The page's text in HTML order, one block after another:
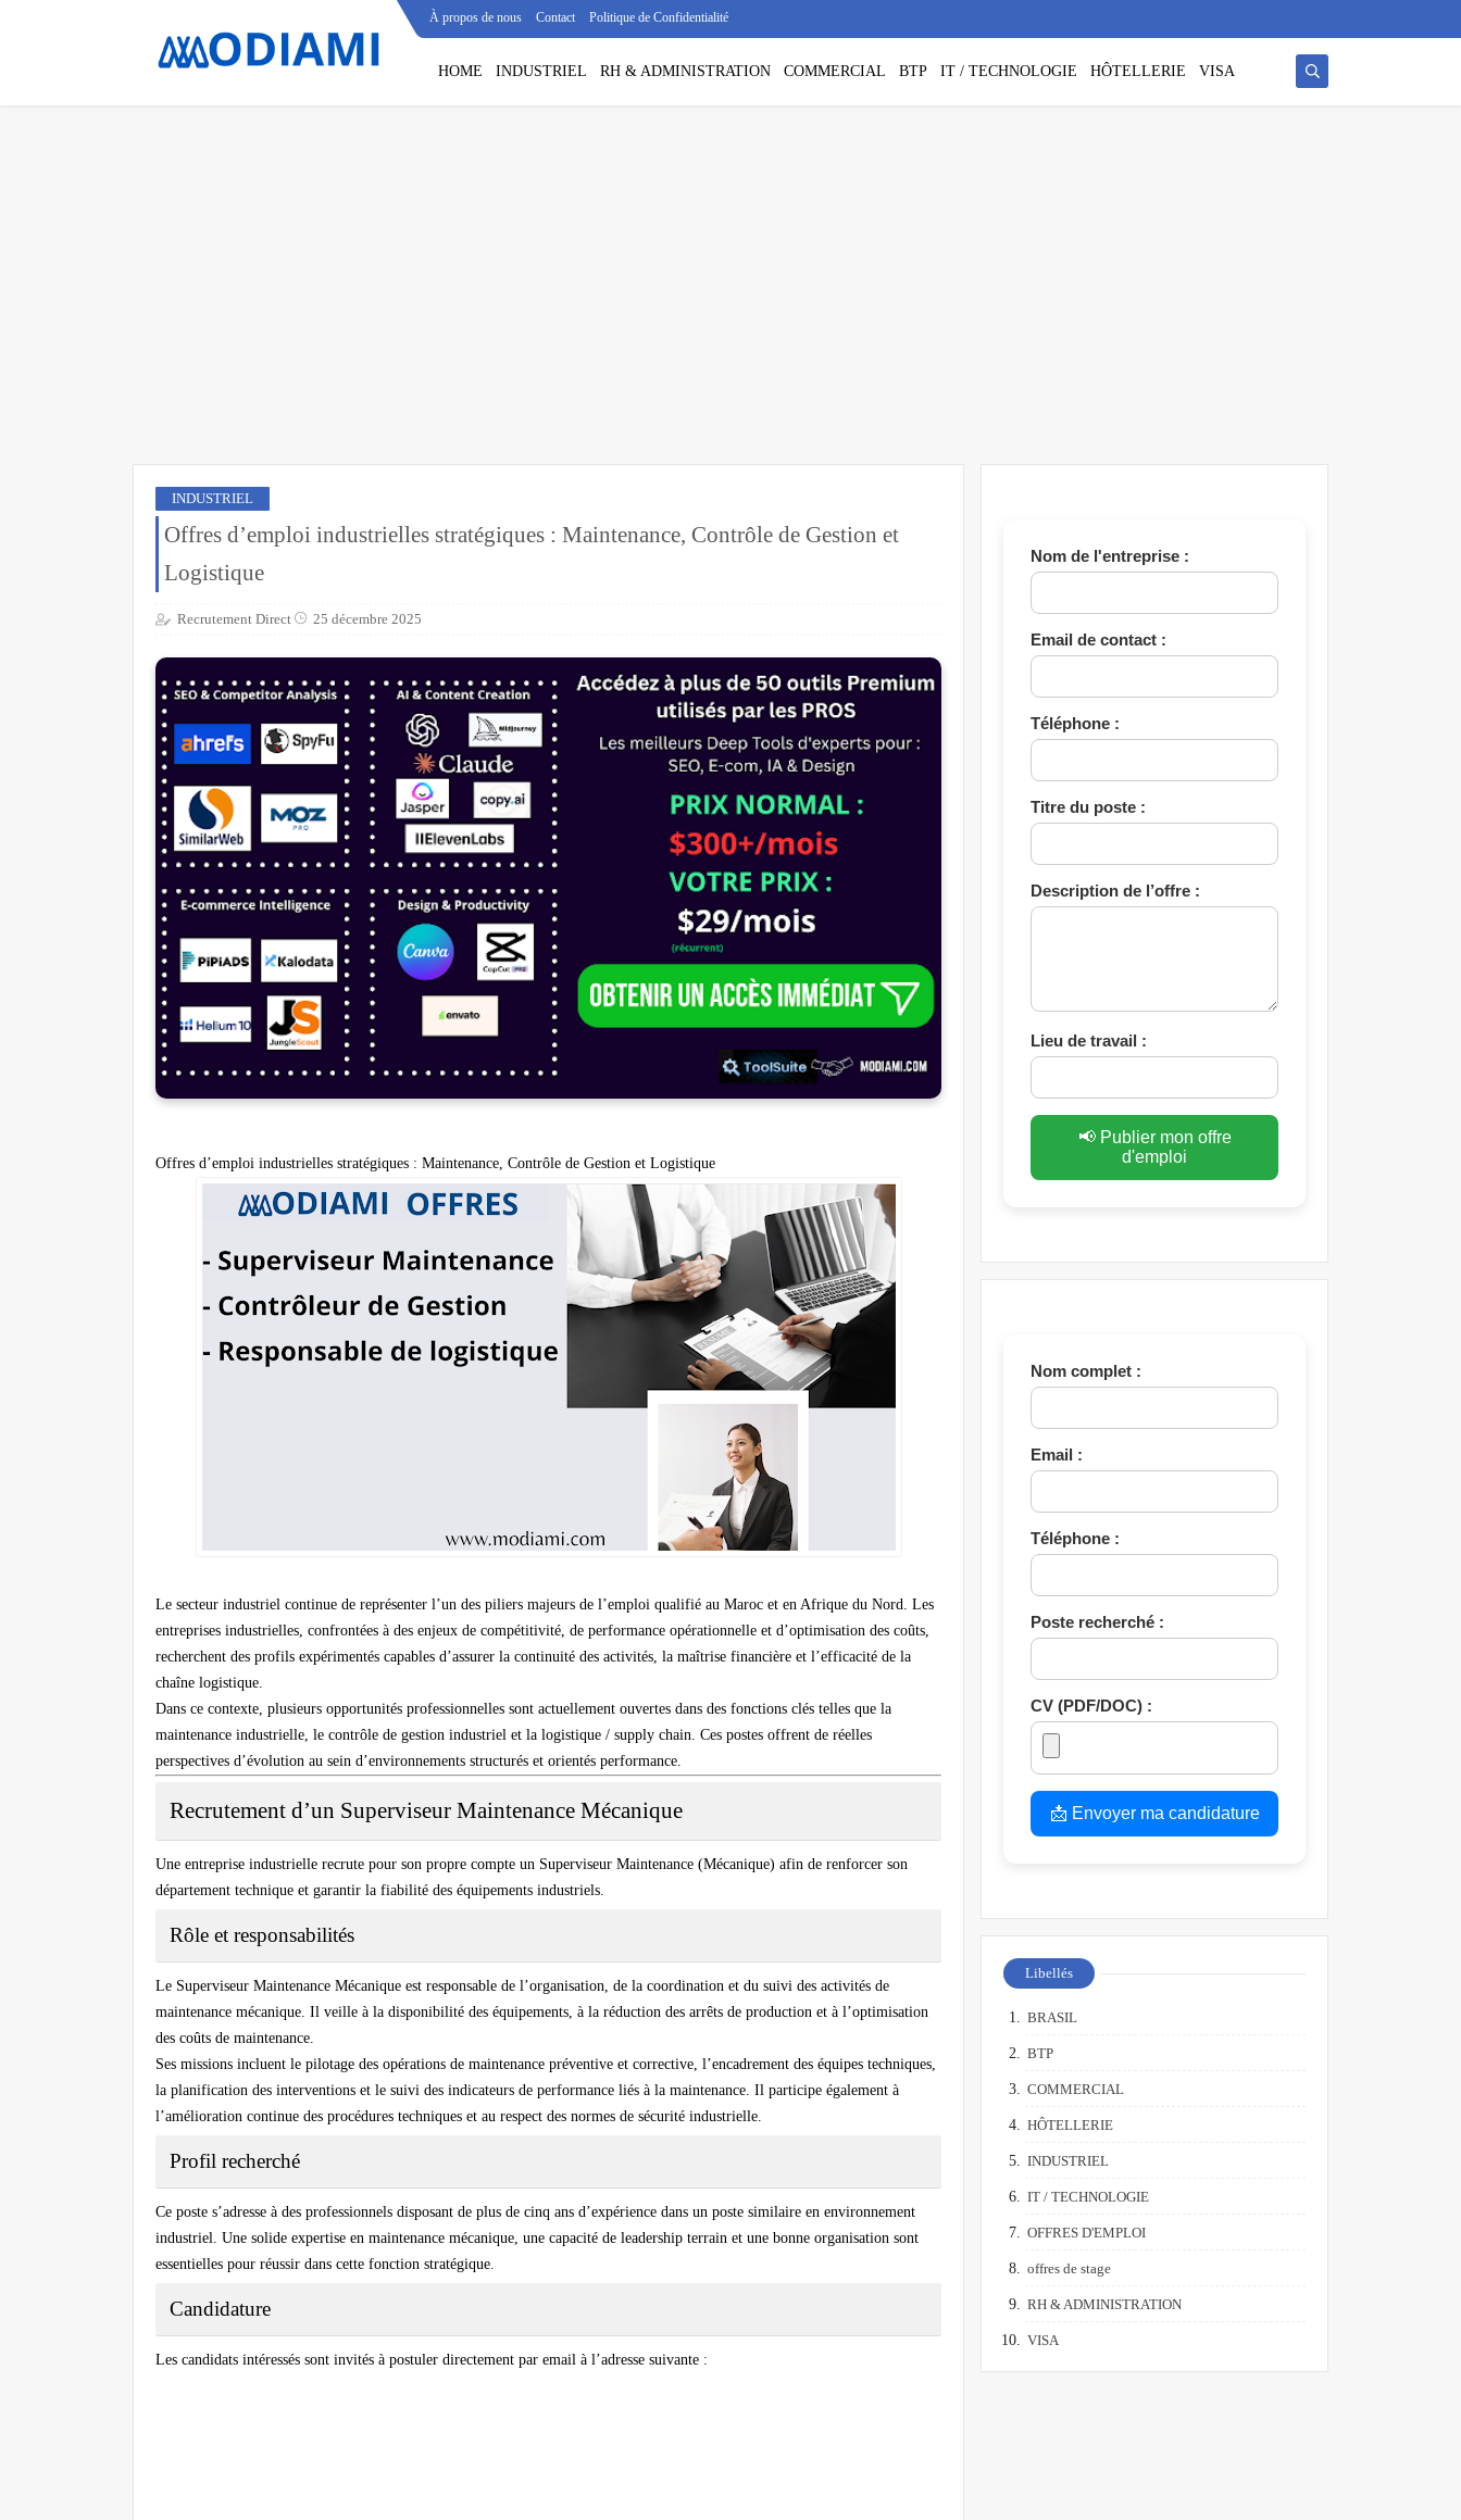
À propos de nous Contact Politique de Confidentialité
HOME INDUSTRIEL RH & ADMINISTRATION COMMERCIAL BTP IT / TECHNOLOGIE HÔTELLERIE VISA
INDUSTRIEL
Offres d’emploi industrielles stratégiques : Maintenance, Contrôle de Gestion et
Logistique
Recrutement Direct 25 décembre 2025
Offres d’emploi industrielles stratégiques : Maintenance, Contrôle de Gestion et Logistique
Le secteur industriel continue de représenter l’un des piliers majeurs de l’emploi qualifié au Maroc et en Afrique du Nord. Les
entreprises industrielles, confrontées à des enjeux de compétitivité, de performance opérationnelle et d’optimisation des coûts,
recherchent des profils expérimentés capables d’assurer la continuité des activités, la maîtrise financière et l’efficacité de la
chaîne logistique.
Dans ce contexte, plusieurs opportunités professionnelles sont actuellement ouvertes dans des fonctions clés telles que la
maintenance industrielle, le contrôle de gestion industriel et la logistique / supply chain. Ces postes offrent de réelles
perspectives d’évolution au sein d’environnements structurés et orientés performance.
Recrutement d’un Superviseur Maintenance Mécanique
Une entreprise industrielle recrute pour son propre compte un Superviseur Maintenance (Mécanique) afin de renforcer son
département technique et garantir la fiabilité des équipements industriels.
Rôle et responsabilités
Le Superviseur Maintenance Mécanique est responsable de l’organisation, de la coordination et du suivi des activités de
maintenance mécanique. Il veille à la disponibilité des équipements, à la réduction des arrêts de production et à l’optimisation
des coûts de maintenance.
Ses missions incluent le pilotage des opérations de maintenance préventive et corrective, l’encadrement des équipes techniques,
la planification des interventions et le suivi des indicateurs de performance liés à la maintenance. Il participe également à
l’amélioration continue des procédures techniques et au respect des normes de sécurité industrielle.
Profil recherché
Ce poste s’adresse à des professionnels disposant de plus de cinq ans d’expérience dans un poste similaire en environnement
industriel. Une solide expertise en maintenance mécanique, une capacité de leadership terrain et une bonne organisation sont
essentielles pour réussir dans cette fonction stratégique.
Candidature
Les candidats intéressés sont invités à postuler directement par email à l’adresse suivante :
Nom de l'entreprise :
Email de contact :
Téléphone :
Titre du poste :
Description de l’offre :
Lieu de travail :
📢 Publier mon offre
d'emploi
Nom complet :
Email :
Téléphone :
Poste recherché :
CV (PDF/DOC) :
📩 Envoyer ma candidature
Libellés
BRASIL
BTP
COMMERCIAL
HÔTELLERIE
INDUSTRIEL
IT / TECHNOLOGIE
OFFRES D'EMPLOI
offres de stage
RH & ADMINISTRATION
VISA